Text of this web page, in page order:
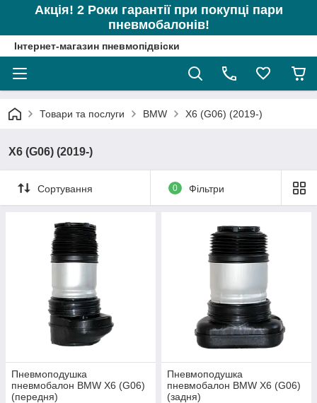
Акція! 2 Роки гарантії при покупці пари
пневмобалонів!
Інтернет-магазин пневмопідвіски
Товари та послуги BMW X6 (G06) (2019-)
X6 (G06) (2019-)
Сортування 0 Фільтри
Пневмоподушка
пневмобалон BMW X6 (G06)
(передня)
Пневмоподушка
пневмобалон BMW X6 (G06)
(задня)